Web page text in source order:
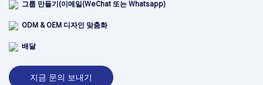
그룹 만들기(이메일(WeChat 또는 Whatsapp)
ODM & OEM 디자인 맞춤화
배달
지금 문의 보내기